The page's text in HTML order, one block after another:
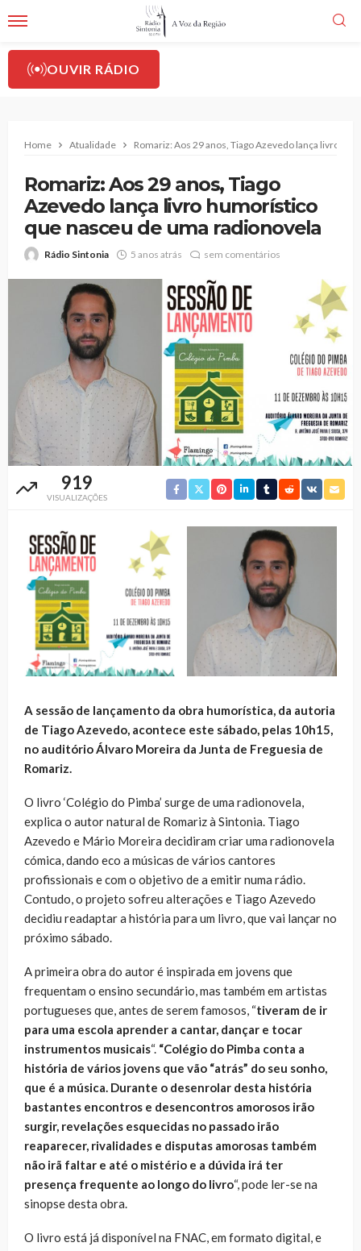
OUVIR RÁDIO
Home Atualidade Romariz: Aos 29 anos, Tiago Azevedo lança livro
Romariz: Aos 29 anos, Tiago
Azevedo lança livro humorístico
que nasceu de uma radionovela
Rádio Sintonia 5 anos atrás sem comentários
919
VISUALIZAÇÕES
A sessão de lançamento da obra humorística, da autoria
de Tiago Azevedo, acontece este sábado, pelas 10h15,
no auditório Álvaro Moreira da Junta de Freguesia de
Romariz.
O livro ‘Colégio do Pimba’ surge de uma radionovela,
explica o autor natural de Romariz à Sintonia. Tiago
Azevedo e Mário Moreira decidiram criar uma radionovela
cómica, dando eco a músicas de vários cantores
profissionais e com o objetivo de a emitir numa rádio.
Contudo, o projeto sofreu alterações e Tiago Azevedo
decidiu readaptar a história para um livro, que vai lançar no
próximo sábado.
A primeira obra do autor é inspirada em jovens que
frequentam o ensino secundário, mas também em artistas
portugueses que, antes de serem famosos, “tiveram de ir
para uma escola aprender a cantar, dançar e tocar
instrumentos musicais“. “Colégio do Pimba conta a
história de vários jovens que vão “atrás” do seu sonho,
que é a música. Durante o desenrolar desta história
bastantes encontros e desencontros amorosos irão
surgir, revelações esquecidas no passado irão
reaparecer, rivalidades e disputas amorosas também
não irã faltar e até o mistério e a dúvida irá ter
presença frequente ao longo do livro“, pode ler-se na
sinopse desta obra.
O livro está já disponível na FNAC, em formato digital, e